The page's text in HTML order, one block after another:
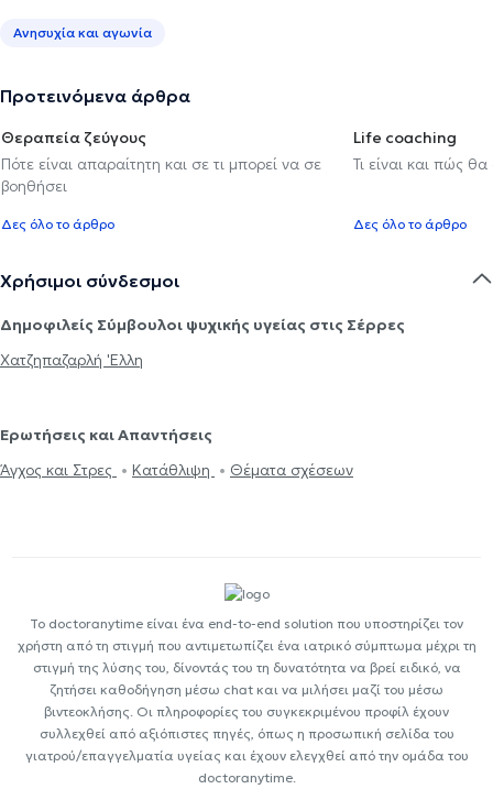
Ανησυχία και αγωνία
Προτεινόμενα άρθρα
Θεραπεία ζεύγους
Πότε είναι απαραίτητη και σε τι μπορεί να σε
βοηθήσει
Δες όλο το άρθρο
Life coaching
Τι είναι και πώς
Δες όλο το άρθρο
Χρήσιμοι σύνδεσμοι
Δημοφιλείς Σύμβουλοι ψυχικής υγείας στις Σέρρες
Χατζηπαζαρλή 'Ελλη
Ερωτήσεις και Απαντήσεις
Άγχος και Στρες
Κατάθλιψη Θέματα σχέσεων
Το doctoranytime είναι ένα end-to-end solution που υποστηρίζει τον
χρήστη από τη στιγμή που αντιμετωπίζει ένα ιατρικό σύμπτωμα μέχρι τη
στιγμή της λύσης του, δίνοντάς του τη δυνατότητα να βρεί ειδικό, να
ζητήσει καθοδήγηση μέσω chat και να μιλήσει μαζί του μέσω
βιντεοκλήσης. Οι πληροφορίες του συγκεκριμένου προφίλ έχουν
συλλεχθεί από αξιόπιστες πηγές, όπως η προσωπική σελίδα του
γιατρού/επαγγελματία υγείας και έχουν ελεγχθεί από την ομάδα του
doctoranytime.